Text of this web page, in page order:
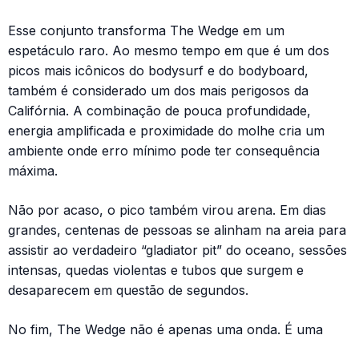
Esse conjunto transforma The Wedge em um
espetáculo raro. Ao mesmo tempo em que é um dos
picos mais icônicos do bodysurf e do bodyboard,
também é considerado um dos mais perigosos da
Califórnia. A combinação de pouca profundidade,
energia amplificada e proximidade do molhe cria um
ambiente onde erro mínimo pode ter consequência
máxima.
Não por acaso, o pico também virou arena. Em dias
grandes, centenas de pessoas se alinham na areia para
assistir ao verdadeiro “gladiator pit” do oceano, sessões
intensas, quedas violentas e tubos que surgem e
desaparecem em questão de segundos.
No fim, The Wedge não é apenas uma onda. É uma